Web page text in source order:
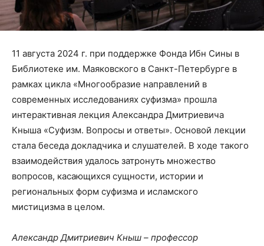
11 августа 2024 г. при поддержке Фонда Ибн Сины в
Библиотеке им. Маяковского в Санкт-Петербурге в
рамках цикла «Многообразие направлений в
современных исследованиях суфизма» прошла
интерактивная лекция Александра Дмитриевича
Кныша «Суфизм. Вопросы и ответы». Основой лекции
стала беседа докладчика и слушателей. В ходе такого
взаимодействия удалось затронуть множество
вопросов, касающихся сущности, истории и
региональных форм суфизма и исламского
мистицизма в целом.
Александр Дмитриевич Кныш – профессор